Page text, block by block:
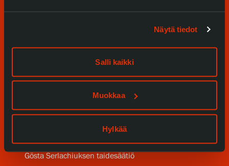
Näytä tiedot
Salli kaikki
Muokkaa
Hylkää
Palvelumme
Serlachius Residenssi
Gösta Serlachiuksen taidesäätiö